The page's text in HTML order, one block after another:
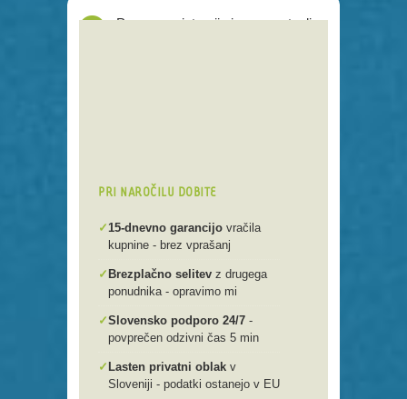
Proces registracije je poenostavljen
PRI NAROČILU DOBITE
✓15-dnevno garancijo vračila
kupnine - brez vprašanj
✓ Brezplačno selitev z drugega
ponudnika - opravimo mi
✓Slovensko podporo 24/7 -
povprečen odzivni čas 5 min
✓ Lasten privatni oblak v
Sloveniji - podatki ostanejo v EU